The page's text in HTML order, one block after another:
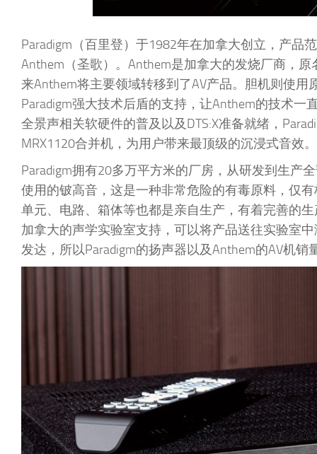
Paradigm（百里登）于1982年在加拿大创立，产品
Anthem（圣歌）。Anthem是加拿大的发烧厂商，
来Anthem将主要领域转移到了AV产品。胆机则使
Paradigm强大技术后盾的支持，让Anthem的技术一
全景声相关软硬件的普及以及DTS:X准备就绪，
MRX1120合并机，为用户带来最顶级的沉浸式音效。
Paradigm拥有20多万平方米的厂房，从研发到生产
使用的铍高音，这是一种非常危险的有毒原料，仅
单元、电路、箱体等也都是亲自生产，有着完善的
加拿大的声学实验室支持，可以将产品送往实验室
发达，所以Paradigm的扬声器以及Anthem的AV机销